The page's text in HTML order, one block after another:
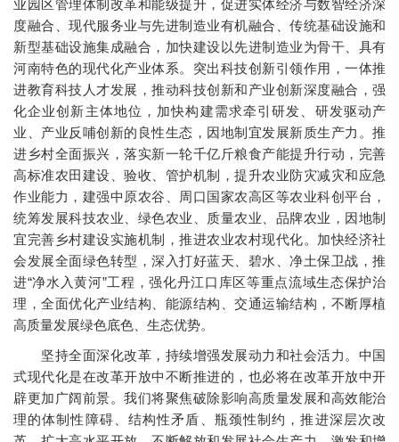
业园区管理体制改革和能级提升，促进实体经济与数智经济深
度融合、现代服务业与先进制造业有机融合、传统基础设施和
新型基础设施集成融合，加快建设以先进制造业为骨干、具有
河南特色的现代化产业体系。突出科技创新引领作用，一体推
进教育科技人才发展，推动科技创新和产业创新深度融合，强
化企业创新主体地位，加快构建需求牵引研发、研发驱动产
业、产业反哺创新的良性生态，因地制宜发展新质生产力。推
进乡村全面振兴，落实新一轮千亿斤粮食产能提升行动，完善
高标准农田建设、验收、管护机制，提升农业防灾减灾和应急
作业能力，建强中原农谷、周口国家农高区等农业科创平台，
统筹发展科技农业、绿色农业、质量农业、品牌农业，因地制
宜完善乡村建设实施机制，推进农业农村现代化。加快经济社
会发展全面绿色转型，深入打好蓝天、碧水、净土保卫战，推
进“净水入黄河”工程，强化丹江口库区等重点流域生态保护治
理，全面优化产业结构、能源结构、交通运输结构，不断厚植
高质量发展绿色底色、生态优势。
坚持全面深化改革，持续增强发展动力和社会活力。中国
式现代化是在改革开放中不断推进的，也必将在改革开放中开
辟更加广阔前景。我们将聚焦破除影响高质量发展和高效能治
理的体制性障碍、结构性矛盾、瓶颈性制约，推进深层次改